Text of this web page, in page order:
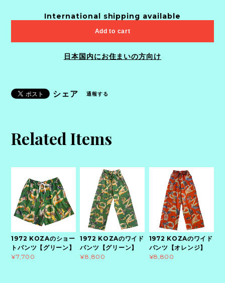
International shipping available
Add to cart
日本国内にお住まいの方向け
シェア 通報する
Related Items
1972 KOZAのショー
トパンツ【グリーン】
¥7,700
1972 KOZAのワイド
パンツ【グリーン】
¥8,800
1972 KOZAのワイド
パンツ【オレンジ】
¥8,800